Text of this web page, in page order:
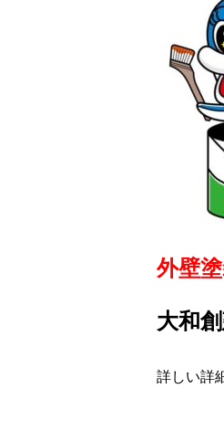
外壁
大和
詳しい詳